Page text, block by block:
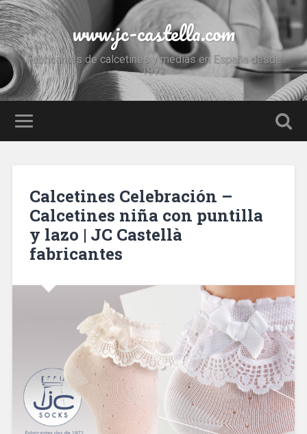
www.jc-castella.com
Fabricantes de calcetines y medias en España desde
1972
Calcetines Celebración –
Calcetines niña con puntilla
y lazo | JC Castellà
fabricantes